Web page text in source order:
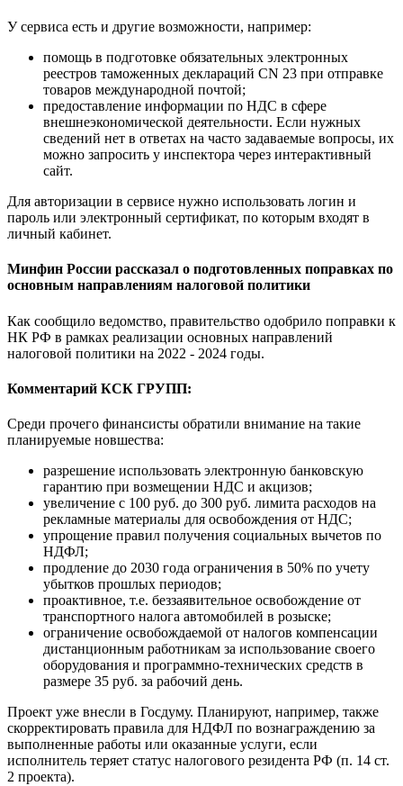
У сервиса есть и другие возможности, например:
помощь в подготовке обязательных электронных
реестров таможенных деклараций CN 23 при отправке
товаров международной почтой;
предоставление информации по НДС в сфере
внешнеэкономической деятельности. Если нужных
сведений нет в ответах на часто задаваемые вопросы, их
можно запросить у инспектора через интерактивный
сайт.
Для авторизации в сервисе нужно использовать логин и
пароль или электронный сертификат, по которым входят в
личный кабинет.
Минфин России рассказал о подготовленных поправках по
основным направлениям налоговой политики
Как сообщило ведомство, правительство одобрило поправки к
НК РФ в рамках реализации основных направлений
налоговой политики на 2022 - 2024 годы.
Комментарий КСК ГРУПП:
Среди прочего финансисты обратили внимание на такие
планируемые новшества:
разрешение использовать электронную банковскую
гарантию при возмещении НДС и акцизов;
увеличение с 100 руб. до 300 руб. лимита расходов на
рекламные материалы для освобождения от НДС;
упрощение правил получения социальных вычетов по
НДФЛ;
продление до 2030 года ограничения в 50% по учету
убытков прошлых периодов;
проактивное, т.е. беззаявительное освобождение от
транспортного налога автомобилей в розыске;
ограничение освобождаемой от налогов компенсации
дистанционным работникам за использование своего
оборудования и программно-технических средств в
размере 35 руб. за рабочий день.
Проект уже внесли в Госдуму. Планируют, например, также
скорректировать правила для НДФЛ по вознаграждению за
выполненные работы или оказанные услуги, если
исполнитель теряет статус налогового резидента РФ (п. 14 ст.
2 проекта).